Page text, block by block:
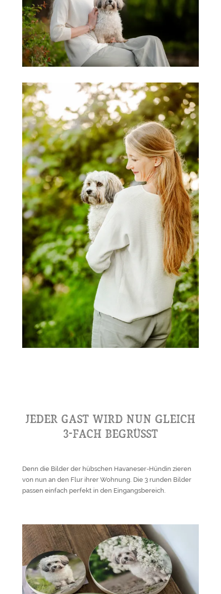
Jeder Gast wird nun gleich
3-fach begrüsst
Denn die Bilder der hübschen Havaneser-Hündin zieren
von nun an den Flur ihrer Wohnung. Die 3 runden Bilder
passen einfach perfekt in den Eingangsbereich.